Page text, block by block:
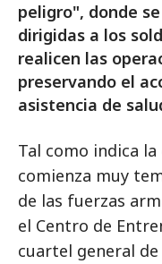
peligro", donde
dirigidas a los
realicen las
preservando el
asistencia de
Tal como indica
comienza muy
de las fuerzas
el Centro de
cuartel general